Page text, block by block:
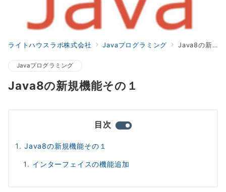
ライトハウスラボ株式会社 Javaプログラミング Java8の新規機能その１
Javaプログラミング
Java8の新規機能その１
目次
Java8の新規機能その１
インターフェイスの機能追加